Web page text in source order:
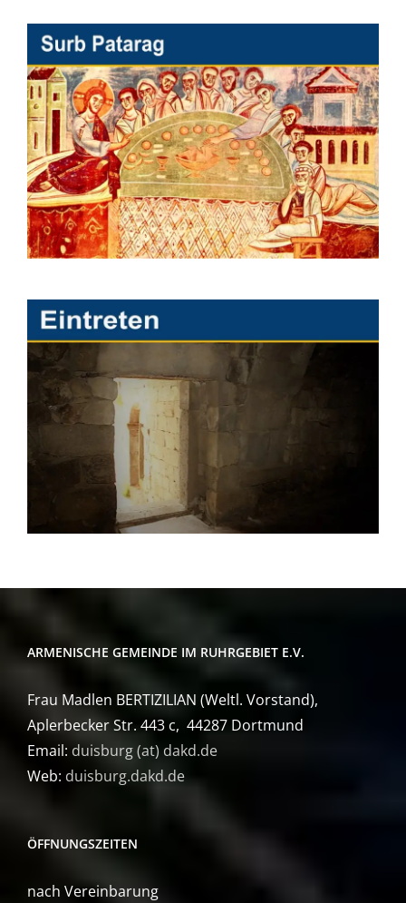
ARMENISCHE GEMEINDE IM RUHRGEBIET E.V.
Frau Madlen BERTIZILIAN (Weltl. Vorstand),
Aplerbecker Str. 443 c, 44287 Dortmund
Email: duisburg (at) dakd.de
Web: duisburg.dakd.de
ÖFFNUNGSZEITEN
nach Vereinbarung